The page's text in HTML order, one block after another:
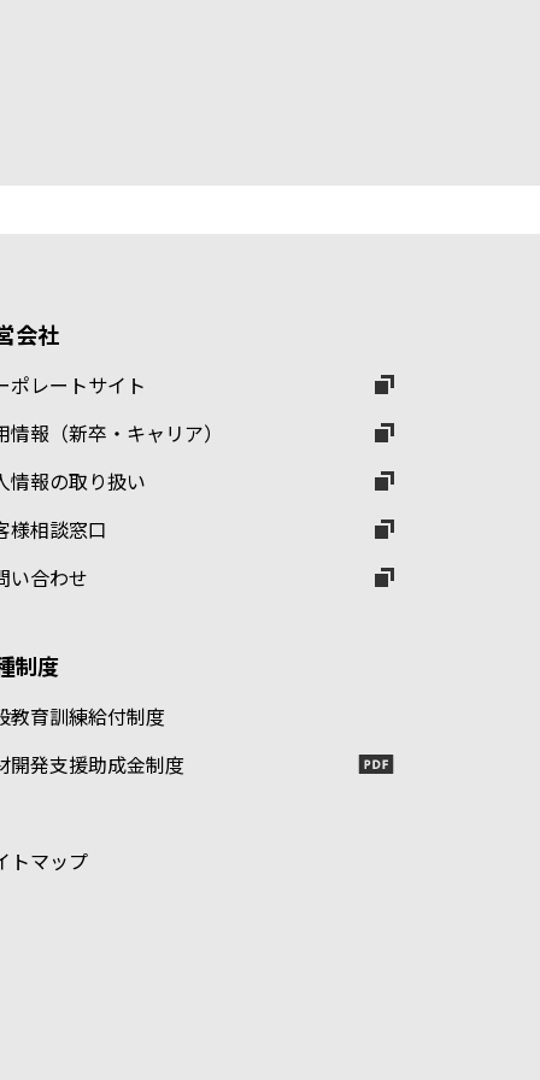
会社
ポレートサイト
情報（新卒・キャリア）
情報の取り扱い
様相談窓口
い合わせ
制度
教育訓練給付制度
開発支援助成金制度
トマップ